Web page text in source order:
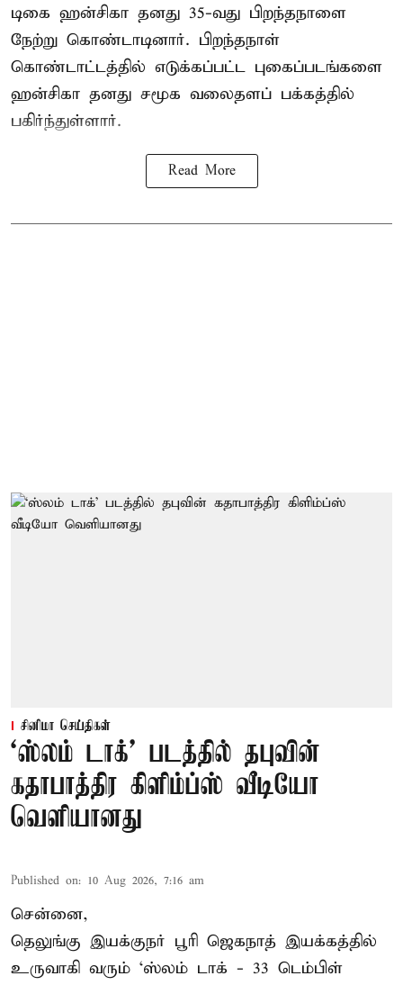
டிகை ஹன்சிகா தனது 35-வது பிறந்தநாளை
நேற்று கொண்டாடினார். பிறந்தநாள்
கொண்டாட்டத்தில் எடுக்கப்பட்ட புகைப்படங்களை
ஹன்சிகா தனது சமூக வலைதளப் பக்கத்தில்
பகிர்ந்துள்ளார்.
Read More
சினிமா செய்திகள்
‘ஸ்லம் டாக்’ படத்தில் தபுவின்
கதாபாத்திர கிளிம்ப்ஸ் வீடியோ
வெளியானது
Published on: 10 Aug 2026, 7:16 am
சென்னை,
தெலுங்கு இயக்குநர் பூரி ஜெகநாத் இயக்கத்தில்
உருவாகி வரும் ‘ஸ்லம் டாக் - 33 டெம்பிள்